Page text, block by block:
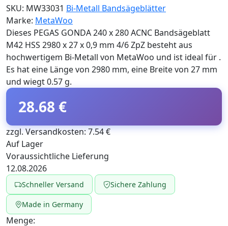
SKU: MW33031 Bi-Metall Bandsägeblätter
Marke: MetaWoo
Dieses PEGAS GONDA 240 x 280 ACNC Bandsägeblatt
M42 HSS 2980 x 27 x 0,9 mm 4/6 ZpZ besteht aus
hochwertigem Bi-Metall von MetaWoo und ist ideal für .
Es hat eine Länge von 2980 mm, eine Breite von 27 mm
und wiegt 0.57 g.
28.68 €
zzgl. Versandkosten: 7.54 €
Auf Lager
Voraussichtliche Lieferung
12.08.2026
Schneller Versand Sichere Zahlung
Made in Germany
Menge: